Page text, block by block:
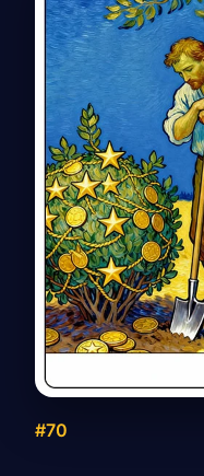
#70